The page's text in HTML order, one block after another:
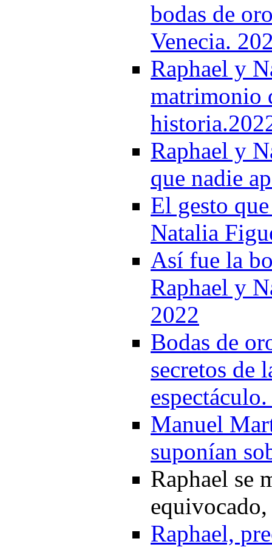
bodas de
Venecia.
Raphael y
matrimonio
Raphael y
que nadie
El gesto
Natalia
Así fue la
Raphael y
2022
Bodas de
secretos de
Manuel
suponían
Raphael se
Raphael,